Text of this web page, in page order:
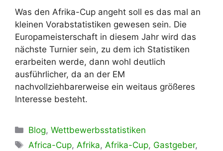
Was den Afrika-Cup angeht soll es das mal an
kleinen Vorabstatistiken gewesen sein. Die
Europameisterschaft in diesem Jahr wird das
nächste Turnier sein, zu dem ich Statistiken
erarbeiten werde, dann wohl deutlich
ausführlicher, da an der EM
nachvollziehbarerweise ein weitaus größeres
Interesse besteht.
Kategorien
Blog,Wettbewerbsstatistiken
Schlagwörter
Africa-Cup, Afrika, Afrika-Cup, Gastgeber,